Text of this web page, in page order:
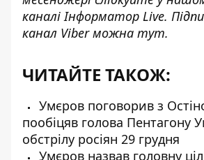
каналіІнформатор Live.
канал Viber можна тут.
ЧИТАЙТЕ ТАКОЖ:
Умєров поговорив з
пообіцяв голова Пентагону
обстрілу росіян 29 грудня
Умєров назвав головну